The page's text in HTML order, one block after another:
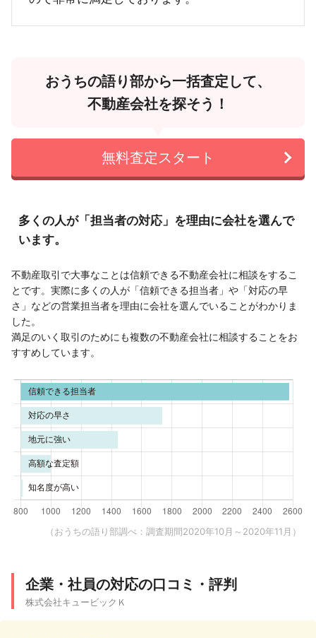
おうちの語り部から一括査定して、
不動産会社を探そう！
無料査定スタート
多くの人が「担当者の対応」を理由に会社を選んで
います。
不動産取引で大事なことは信頼できる不動産会社に相談をするこ
とです。実際に多くの人が「信頼できる担当者」や「対応の早
さ」などの営業担当者を理由に会社を選んでいることがわかりま
した。
満足のいく取引のためにも複数の不動産会社に相談することをお
すすめしています。
（おうちの語り部調べ：調査期間2020年10月～2020年11月）
企業・社員の対応の口コミ・評判
株式会社キュービックＫ